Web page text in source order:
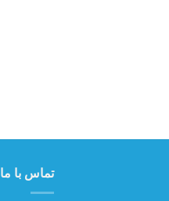
تماس با ما